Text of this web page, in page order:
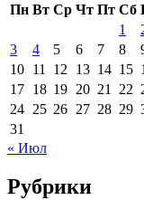
Пн Вт Ср Чт Пт Сб
1
3
4 5 6 7 8
10 11 12 13 14 15
17 18 19 20 21 22
24 25 26 27 28 29
31
« Июл
Рубрики